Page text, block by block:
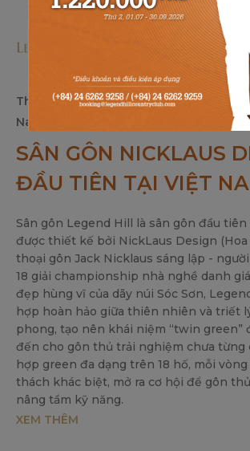
Thôn Cộng Hòa, Xã Sóc Sơn, Thành
Nam.
SÂN GÔN NICKLAUS
ĐẦU TIÊN TẠI VIỆT
Sân gôn Legend Hill là sân gôn đầu tiên
được thiết kế bởi NickLaus Design (Hoa
thoại gôn Jack Nicklaus sáng lập -
18 giải championship nhà nghề danh
đẹp hùng vĩ của dãy núi Sóc Sơn,
hợp hoàn hảo giữa thiên nhiên và triết
phong, tạo nên khái niệm “twin green”
đến cho gôn thủ trải nghiệm chưa từng
hợp green đa dạng trên 18 hố, mỗi
thách khác biệt, mở ra cơ hội để gôn
nâng tầm kỹ năng.
XEM THÊM